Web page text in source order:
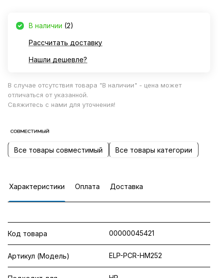
В наличии (2)
Рассчитать доставку
Нашли дешевле?
В случае отсутствия товара "В наличии" - цена может
отличаться от указанной.
Свяжитесь с нами для уточнения!
Все товары совместимый Все товары категории
Характеристики Оплата Доставка
Код товара 00000045421
Артикул (Модель) ELP-PCR-HM252